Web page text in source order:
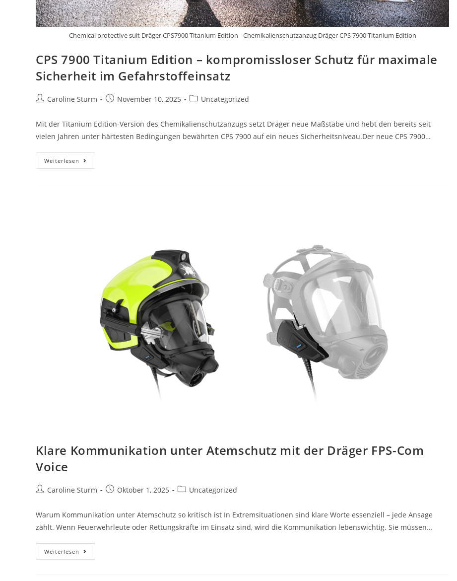
Chemical protective suit Dräger CPS7900 Titanium Edition - Chemikalienschutzanzug Dräger CPS 7900 Titanium Edition
CPS 7900 Titanium Edition – kompromissloser Schutz für maximale
Sicherheit im Gefahrstoffeinsatz
Caroline Sturm November 10, 2025 Uncategorized
Mit der Titanium Edition-Version des Chemikalienschutzanzugs setzt Dräger neue Maßstäbe und hebt den bereits seit
vielen Jahren unter härtesten Bedingungen bewährten CPS 7900 auf ein neues Sicherheitsniveau.Der neue CPS 7900…
Weiterlesen
Klare Kommunikation unter Atemschutz mit der Dräger FPS-Com
Voice
Caroline Sturm Oktober 1, 2025 Uncategorized
Warum Kommunikation unter Atemschutz so kritisch ist In Extremsituationen sind klare Worte essenziell – jede Ansage
zählt. Wenn Feuerwehrleute oder Rettungskräfte im Einsatz sind, wird die Kommunikation lebenswichtig. Sie müssen…
Weiterlesen